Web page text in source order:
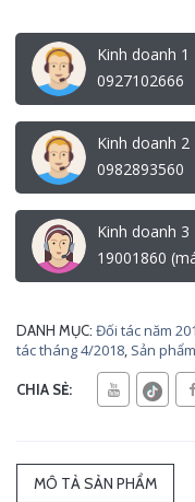
Kinh doanh 1
0927102666
Kinh doanh 2
0982893560
Kinh doanh 3
19001860
DANH MỤC: Đối tác năm
tác tháng 4/2018, Sản
CHIA SẺ:
MÔ TẢ SẢN PHẨM